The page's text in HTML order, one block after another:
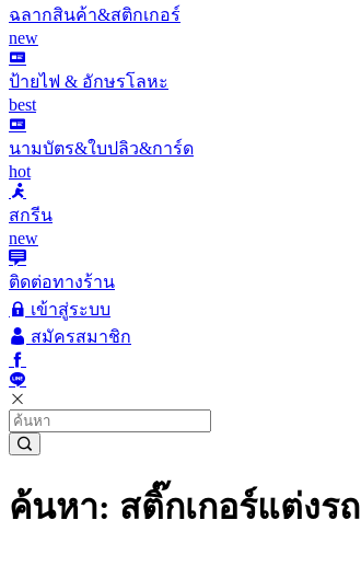
ฉลากสินค้า&สติกเกอร์
new
ป้ายไฟ & อักษรโลหะ
best
นามบัตร&ใบปลิว&การ์ด
hot
สกรีน
new
ติดต่อทางร้าน
เข้าสู่ระบบ
สมัครสมาชิก
ค้นหา: สติ๊กเกอร์แต่งรถ